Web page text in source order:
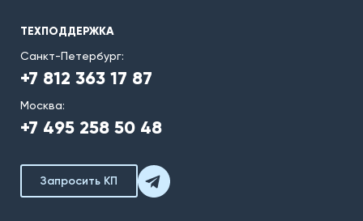
ТЕХПОДДЕРЖКА
Санкт-Петербург:
+7 812 363 17 87
Москва:
+7 495 258 50 48
Запросить КП